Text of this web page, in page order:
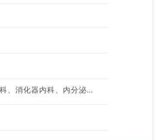
神経内科、一般内科、循環器内科、呼吸器内科、消化器内科、内分泌・代謝内科、腎臓内科、老年内科、血液内科